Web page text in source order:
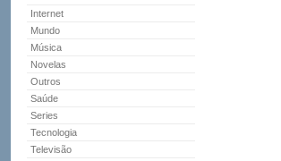
Internet
Mundo
Música
Novelas
Outros
Saúde
Series
Tecnologia
Televisão